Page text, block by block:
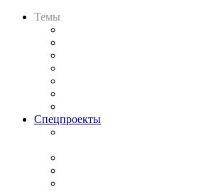
Темы
Спецпроекты